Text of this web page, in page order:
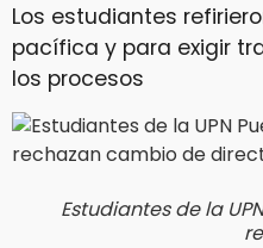
Los estudiantes
pacífica y para exigir
los procesos
Estudiantes de la